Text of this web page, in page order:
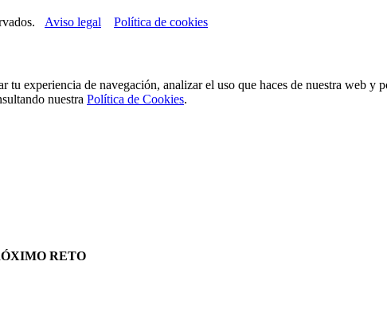
Aviso legal Política de cookies
tu experiencia de navegación, analizar el uso que haces de nuestra web y
nuestra Política de Cookies.
RETO